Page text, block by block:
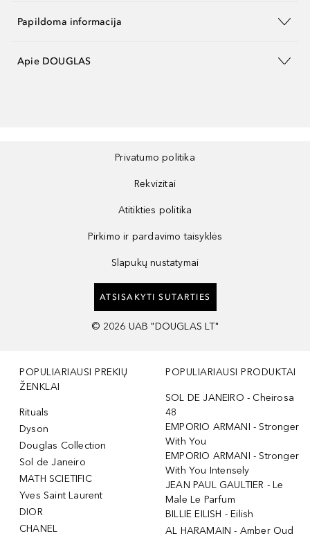
Papildoma informacija
Apie DOUGLAS
Privatumo politika
Rekvizitai
Atitikties politika
Pirkimo ir pardavimo taisyklės
Slapukų nustatymai
ATSISAKYTI SUTARTIES
© 2026 UAB "DOUGLAS LT"
POPULIARIAUSI PREKIŲ
ŽENKLAI
Rituals
Dyson
Douglas Collection
Sol de Janeiro
MATH SCIETIFIC
Yves Saint Laurent
DIOR
CHANEL
POPULIARIAUSI PRODUKTAI
SOL DE JANEIRO - Cheirosa
48
EMPORIO ARMANI - Stronger
With You
EMPORIO ARMANI - Stronger
With You Intensely
JEAN PAUL GAULTIER - Le
Male Le Parfum
BILLIE EILISH - Eilish
AL HARAMAIN - Amber Oud